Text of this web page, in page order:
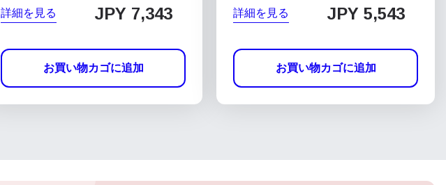
詳細を見る JPY 7,343
お買い物カゴに追加
詳細を見る JPY 5,543
お買い物カゴに追加